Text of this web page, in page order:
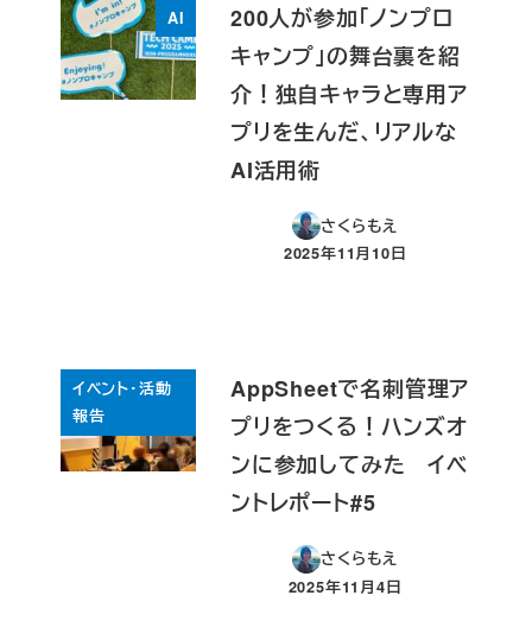
AI
200人が参加「ノンプロ
キャンプ」の舞台裏を紹
介！独自キャラと専用ア
プリを生んだ、リアルな
AI活用術
さくらもえ
投稿日
2025年11月10日
イベント・活動
報告
AppSheetで名刺管理ア
プリをつくる！ハンズオ
ンに参加してみた イベ
ントレポート#5
さくらもえ
投稿日
2025年11月4日